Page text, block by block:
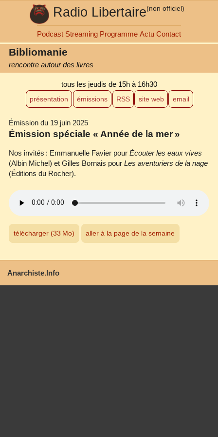
Radio Libertaire(non officiel)
Podcast Streaming Programme Actu Contact
Bibliomanie
rencontre autour des livres
tous les jeudis de 15h à 16h30
présentation émissions RSS site web email
Émission du 19 juin 2025
Émission spéciale « Année de la mer »
Nos invités : Emmanuelle Favier pourÉcouter les eaux vives
(Albin Michel) et Gilles Bornais pourLes aventuriers de la nage
(Éditions du Rocher).
télécharger (33 Mo) aller à la page de la semaine
Anarchiste.Info